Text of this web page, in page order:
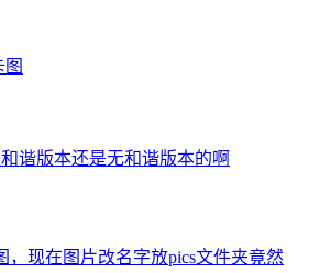
谐版本还是无和谐版本的啊
，现在图片改名字放pics文件夹竟然